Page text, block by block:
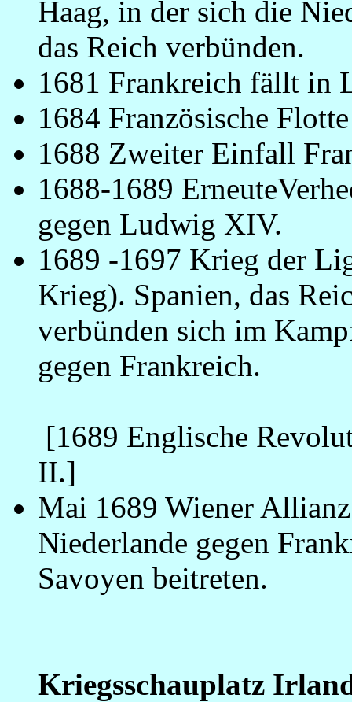
Haag, in der sich die
das Reich verbünden.
1681 Frankreich fällt in
1684 Französische
1688 Zweiter Einfall
1688-1689
gegen Ludwig XIV.
1689 -1697 Krieg der
Krieg). Spanien, das
verbünden sich im
gegen Frankreich.
[1689 Englische
II.]
Mai 1689 Wiener
Niederlande gegen
Savoyen beitreten.
Kriegsschauplatz